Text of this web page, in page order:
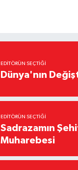
EDITÖRÜN SEÇTIĞI
Dünya'nın
EDITÖRÜN SEÇTIĞI
Sadrazamın
Muharebesi